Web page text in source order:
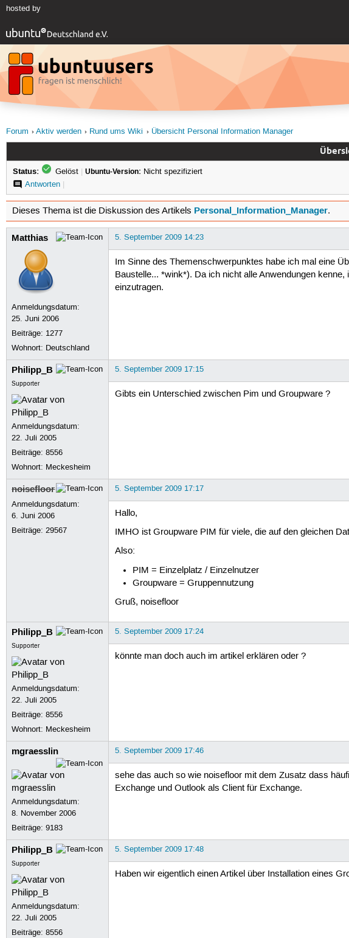
hosted by
Forum
Aktiv werden Rund ums Wiki Übersicht Personal Information Manager
Status: Gelöst | Ubuntu-Version: Nicht spezifiziert
Antworten|
Dieses Thema ist die Diskussion des Artikels Personal_Information_Manager.
Matthias
Anmeldungsdatum:
25. Juni 2006
Beiträge: 1277
Wohnort: Deutschland
5. September 2009 14:23
Im Sinne des Themenschwerpunktes habe ich mal eine
Baustelle... *wink*). Da ich nicht alle Anwendungen
einzutragen.
Philipp_B
Supporter
Anmeldungsdatum:
22. Juli 2005
Beiträge:8556
Wohnort: Meckesheim
5. September 2009 17:15
Gibts ein Unterschied zwischen Pim und Groupware ?
noisefloor
Anmeldungsdatum:
6. Juni 2006
Beiträge:29567
5. September 2009 17:17
Hallo,
IMHO ist Groupware PIM für viele, die auf den gleichen
Also:
PIM = Einzelplatz / Einzelnutzer
Groupware = Gruppennutzung
Gruß, noisefloor
Philipp_B
Supporter
Anmeldungsdatum:
22. Juli 2005
Beiträge:8556
Wohnort: Meckesheim
5. September 2009 17:24
könnte man doch auch im artikel erklären oder ?
mgraesslin
Anmeldungsdatum:
8. November 2006
Beiträge:9183
5. September 2009 17:46
sehe das auch so wie noisefloor mit dem Zusatz dass
Exchange und Outlook als Client für Exchange.
Philipp_B
Supporter
Anmeldungsdatum:
22. Juli 2005
Beiträge:8556
5. September 2009 17:48
Haben wir eigentlich einen Artikel über Installation eines